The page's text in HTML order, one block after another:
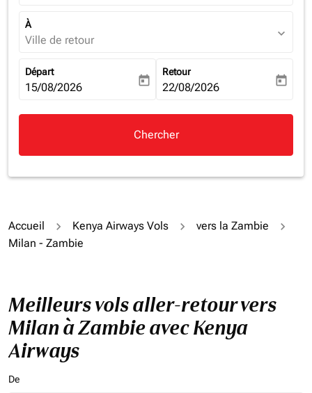
À
Ville de retour expand_more
Départ
fc-booking-departure-date-aria-label
15/08/2026 today
Retour
fc-booking-return-date-aria-
22/08/2026 today
Chercher
Accueil Kenya Airways Vols
vers la Zambie
Milan - Zambie
Meilleurs vols aller-retour vers
Milan à Zambie avec Kenya
Airways
De